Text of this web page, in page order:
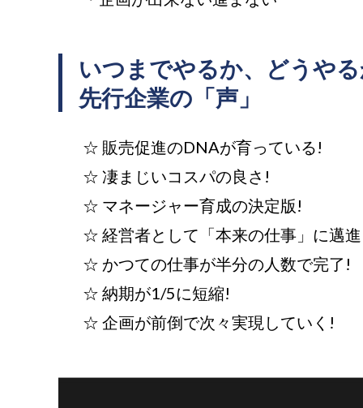
いつまでやるか、どうやる
先行企業の「声」
☆ 販売促進のDNAが育っている!
☆ 凄まじいコスパの良さ!
☆ マネージャー育成の決定版!
☆ 経営者として「本来の仕事」に邁
☆ かつての仕事が半分の人数で完了!
☆ 納期が1/5に短縮!
☆ 企画が前倒で次々実現していく!